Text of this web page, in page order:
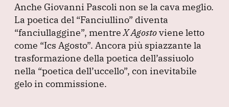
Anche Giovanni Pascoli non se la cava meglio.
La poetica del “Fanciullino” diventa
“fanciullaggine”, mentre X Agostoviene letto
come “Ics Agosto”. Ancora più spiazzante la
trasformazione della poetica dell’assiuolo
nella “poetica dell’uccello”, con inevitabile
gelo in commissione.